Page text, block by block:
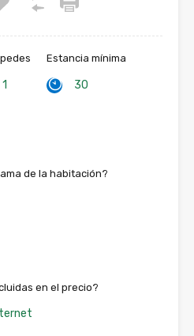
1
Estancia mínima
30
de la habitación?
en el precio?